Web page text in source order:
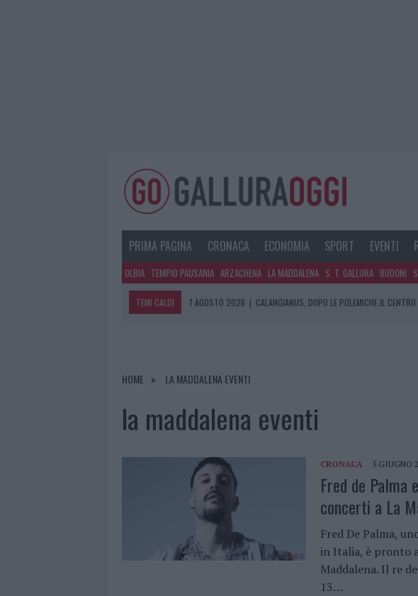
PRIMA PAGINA CRONACA ECONOMIA SPORT EVENTI
OLBIA TEMPIO PAUSANIA ARZACHENA LA MADDALENA S. T. GALLURA BUDONI
TEMI CALDI 7 AGOSTO 2026 | CALANGIANUS, DOPO LE POLEMICHE IL
7 AGOSTO 2026 | MONTE PINO, LA FINE DI UN LUNGO DOLORE: STORIA E
HOME LA MADDALENA EVENTI
la maddalena eventi
CRONACA 5 GIUGNO
Fred de
concerti a La
Fred De Palma,
in Italia, è pronto
Maddalena. Il re
13…